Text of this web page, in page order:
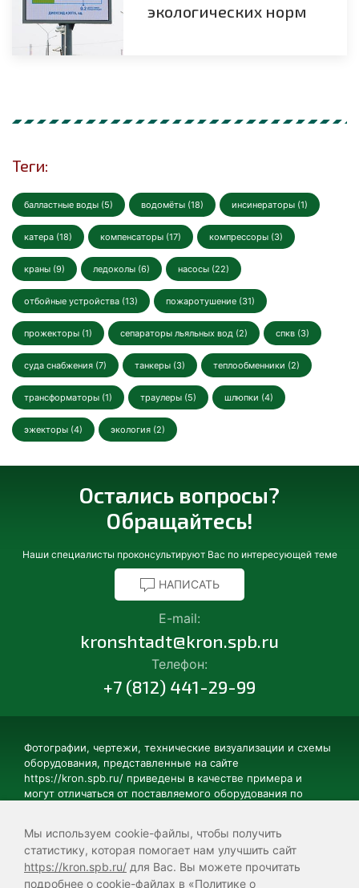
Мы используем cookie-файлы, чтобы получить
статистику, которая помогает нам улучшить сайт
https://kron.spb.ru/ для Вас. Вы можете прочитать
подробнее о cookie-файлах в «Политике о
экологических норм
Теги:
балластные воды (5) водомёты (18) инсинераторы (1)
катера (18) компенсаторы (17) компрессоры (3)
краны (9) ледоколы (6) насосы (22)
отбойные устройства (13) пожаротушение (31)
прожекторы (1) сепараторы льяльных вод (2) спкв (3)
суда снабжения (7) танкеры (3) теплообменники (2)
трансформаторы (1) траулеры (5) шлюпки (4)
эжекторы (4) экология (2)
Остались вопросы?
Обращайтесь!
Наши специалисты проконсультируют Вас по интересующей теме
НАПИСАТЬ
E-mail:
kronshtadt@kron.spb.ru
Телефон:
+7 (812) 441-29-99
Фотографии, чертежи, технические визуализации и схемы
оборудования, представленные на сайте
https://kron.spb.ru/ приведены в качестве примера и
могут отличаться от поставляемого оборудования по
дополнительные элементы, не поставляющиеся в базовой
комплектации. Технические характеристики
представленного на данном сайте оборудования могут
отличаться от характеристик поставляемого оборудования